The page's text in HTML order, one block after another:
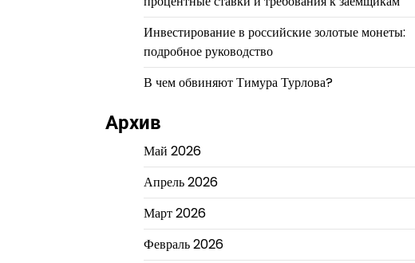
Инвестирование в российские золотые монеты:
подробное руководство
В чем обвиняют Тимура Турлова?
Архив
Май 2026
Апрель 2026
Март 2026
Февраль 2026